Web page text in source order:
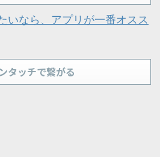
いなら、アプリが一番オスス
タッチで繋がる